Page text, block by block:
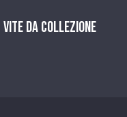
Vite da Collezione